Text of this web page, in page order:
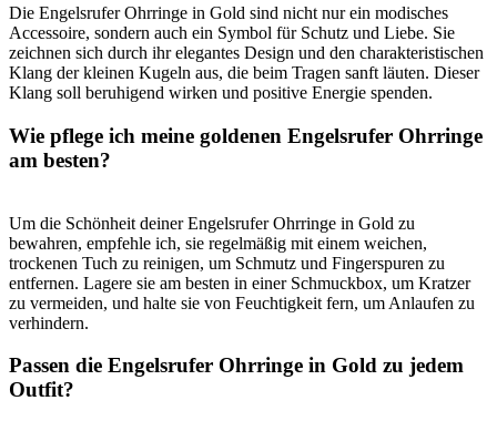
Die Engelsrufer ‌Ohrringe ‌in Gold ⁤sind nicht ‍nur ein modisches
⁤Accessoire, sondern auch ein Symbol⁣ für Schutz und Liebe.⁤ Sie
zeichnen sich ‍durch ihr​ elegantes Design und​ den ‍charakteristischen
Klang der ⁢kleinen Kugeln aus, die ⁤beim Tragen ⁣sanft läuten. Dieser
Klang soll beruhigend‌ wirken und positive Energie spenden.
Wie pflege ich meine goldenen Engelsrufer Ohrringe
am⁤ besten?
Um die Schönheit deiner Engelsrufer Ohrringe in Gold ⁢zu
bewahren, empfehle ich, sie regelmäßig mit einem weichen,
⁢trockenen Tuch zu ​reinigen, um Schmutz und Fingerspuren zu‌
entfernen. Lagere sie am besten in einer Schmuckbox, um ​Kratzer
zu vermeiden, und ⁣halte sie von Feuchtigkeit fern, um ⁣Anlaufen zu
verhindern.
Passen die Engelsrufer Ohrringe⁣ in Gold ⁤zu jedem
Outfit?